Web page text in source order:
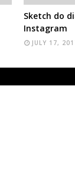
Sketch do
Instagram
JULY 17,